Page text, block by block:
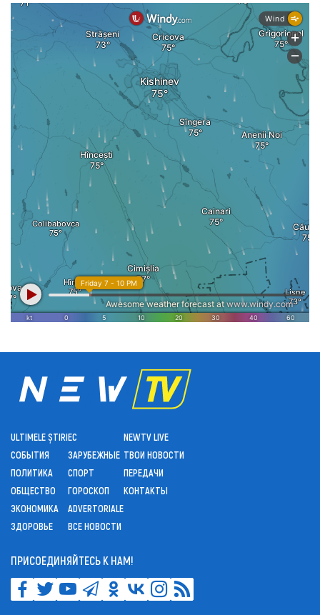
ULTIMELE ȘTIRI
СОБЫТИЯ
ПОЛИТИКА
ОБЩЕСТВО
ЭКОНОМИКА
ЗДОРОВЬЕ
ЕС
ЗАРУБЕЖНЫЕ
СПОРТ
ГОРОСКОП
ADVERTORIALE
ВСЕ НОВОСТИ
NEWTV LIVE
ТВОИ НОВОСТИ
ПЕРЕДАЧИ
КОНТАКТЫ
ПРИСОЕДИНЯЙТЕСЬ К НАМ!